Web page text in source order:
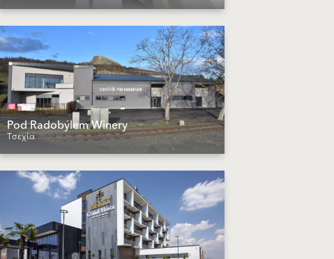
Pod Radobýlem Winery
Τσεχία